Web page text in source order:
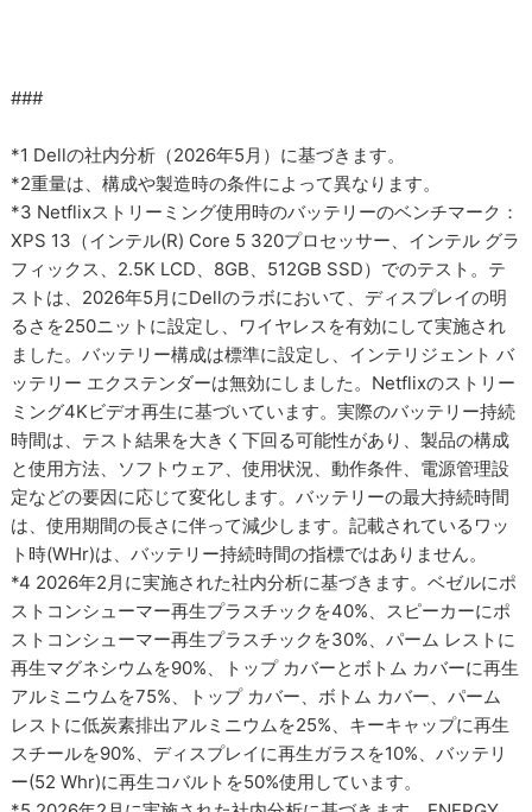
###
*1 Dellの社内分析（2026年5月）に基づきます。
*2重量は、構成や製造時の条件によって異なります。
*3 Netflixストリーミング使用時のバッテリーのベンチマーク：
XPS 13（インテル(R) Core 5 320プロセッサー、インテル グラ
フィックス、2.5K LCD、8GB、512GB SSD）でのテスト。テ
ストは、2026年5月にDellのラボにおいて、ディスプレイの明
るさを250ニットに設定し、ワイヤレスを有効にして実施され
ました。バッテリー構成は標準に設定し、インテリジェント バ
ッテリー エクステンダーは無効にしました。Netflixのストリー
ミング4Kビデオ再生に基づいています。実際のバッテリー持続
時間は、テスト結果を大きく下回る可能性があり、製品の構成
と使用方法、ソフトウェア、使用状況、動作条件、電源管理設
定などの要因に応じて変化します。バッテリーの最大持続時間
は、使用期間の長さに伴って減少します。記載されているワッ
ト時(WHr)は、バッテリー持続時間の指標ではありません。
*4 2026年2月に実施された社内分析に基づきます。ベゼルにポ
ストコンシューマー再生プラスチックを40%、スピーカーにポ
ストコンシューマー再生プラスチックを30%、パーム レストに
再生マグネシウムを90%、トップ カバーとボトム カバーに再生
アルミニウムを75%、トップ カバー、ボトム カバー、パーム
レストに低炭素排出アルミニウムを25%、キーキャップに再生
スチールを90%、ディスプレイに再生ガラスを10%、バッテリ
ー(52 Whr)に再生コバルトを50%使用しています。